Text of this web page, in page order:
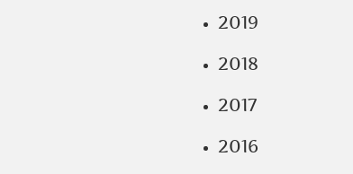
2019
2018
2017
2016